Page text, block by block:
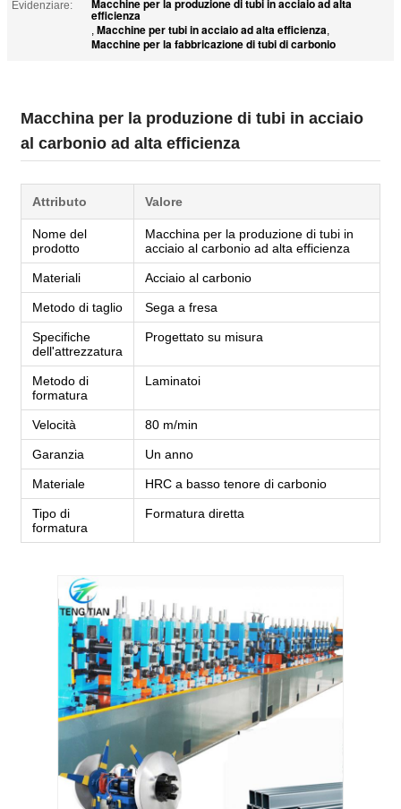
Evidenziare:
Macchine per la produzione di tubi in acciaio ad alta
efficienza
, Macchine per tubi in acciaio ad alta efficienza,
Macchine per la fabbricazione di tubi di carbonio
Macchina per la produzione di tubi in acciaio
al carbonio ad alta efficienza
Attributo Valore
Nome del
prodotto
Macchina per la produzione di tubi in
acciaio al carbonio ad alta efficienza
Materiali Acciaio al carbonio
Metodo di taglio Sega a fresa
Specifiche
dell'attrezzatura
Progettato su misura
Metodo di
formatura
Laminatoi
Velocità 80 m/min
Garanzia Un anno
Materiale HRC a basso tenore di carbonio
Tipo di
formatura
Formatura diretta